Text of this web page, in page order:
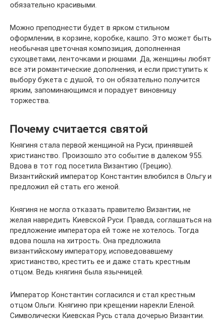
обязательно красивыми.
Можно преподнести будет в ярком стильном
оформлении, в корзине, коробке, кашпо. Это может быть
необычная цветочная композиция, дополненная
сухоцветами, ленточками и рюшами. Да, женщины любят
все эти романтические дополнения, и если приступить к
выбору букета с душой, то он обязательно получится
ярким, запоминающимся и порадует виновницу
торжества.
Почему считается святой
Княгиня стала первой женщиной на Руси, принявшей
христианство. Произошло это событие в далеком 955.
Вдова в тот год посетила Византию (Грецию).
Византийский император Константин влюбился в Ольгу и
предложил ей стать его женой.
Княгиня не могла отказать правителю Византии, не
желая навредить Киевской Руси. Правда, соглашаться на
предложение императора ей тоже не хотелось. Тогда
вдова пошла на хитрость. Она предложила
византийскому императору, исповедовавшему
христианство, крестить ее и даже стать крестным
отцом. Ведь княгиня была язычницей.
Император Константин согласился и стал крестным
отцом Ольги. Княгиню при крещении нарекли Еленой.
Символически Киевская Русь стала дочерью Византии.